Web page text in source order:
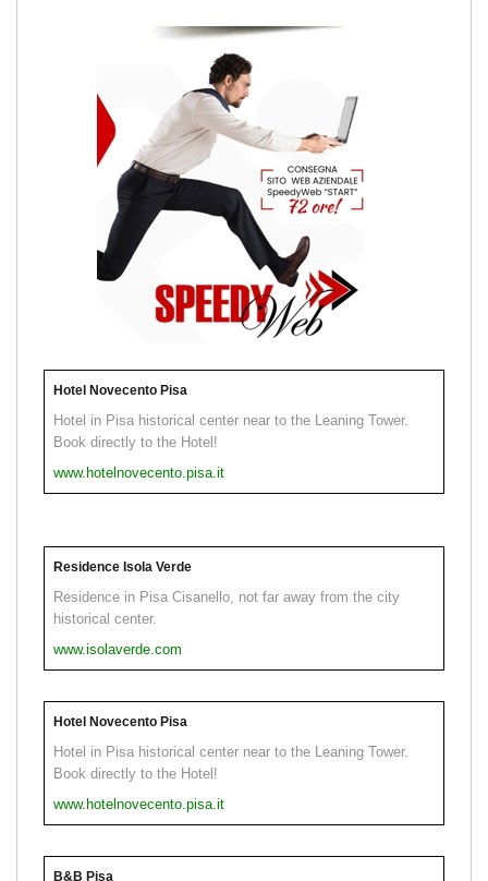
Hotel Novecento Pisa
Hotel in Pisa historical center near to the Leaning Tower.
Book directly to the Hotel!
www.hotelnovecento.pisa.it
Residence Isola Verde
Residence in Pisa Cisanello, not far away from the city
historical center.
www.isolaverde.com
Hotel Novecento Pisa
Hotel in Pisa historical center near to the Leaning Tower.
Book directly to the Hotel!
www.hotelnovecento.pisa.it
B&B Pisa